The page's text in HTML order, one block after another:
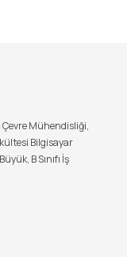
Mühendisliği,
Bilgisayar
B Sınıfı İş